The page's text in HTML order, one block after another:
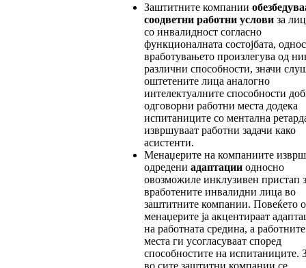
Заштитните компании
соодветни работни условиза
со инвалидност согласно
функционалната состојбата,
вработувањето произлегува од
различни способности, значи
оштетените лица аналогно
интелектуалните способности
одговорни работни места додека
испитаниците со ментална
извршуваат работни задачи како
асистенти.
Менаџерите на компаниите
одредени адаптацииодносно
овозможиле инклузивен пристап
вработените инвалидни лица во
заштитните компании. Повеќето
менаџерите ја акцентираат
на работната средина, а работните
места ги усогласуваат според
способностите на испитаниците.
во сите заштитни компании се